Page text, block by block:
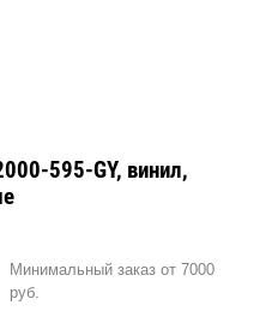
595-GY, винил,
Минимальный заказ от 7000
руб.